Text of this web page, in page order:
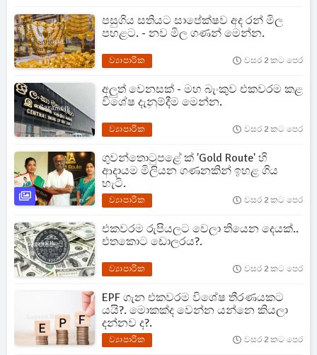
පසුගිය සතියට සාපේක්ෂව අද රන් මිල
පහළට. - නව මිල ගණන් මෙන්න.
ව්‍යාපාරික වසර 2 කට පෙර
අලුත් වෙනසක් - මහ බැංකුව එකවරම කළ
විශේෂ දැනුම්දීම මෙන්න.
ව්‍යාපාරික වසර 2 කට පෙර
ගුවන්තොටුපළේ ක්‍ 'Gold Route' හි
ආදායම මිලියන ගණනකින් ඉහළ ගිය
හැටි.
ව්‍යාපාරික වසර 2 කට පෙර
එකවරම රුපියලට වෙලා තියෙන දෙයක්..
එතකොට ඩොලරය?.
ව්‍යාපාරික වසර 2 කට පෙර
EPF ගැන එකවරම විශේෂ තීරණයකට
යයි?. මොකක්ද වෙන්න යන්නෙ කියලා
දන්නව ද?.
ව්‍යාපාරික වසර 2 කට පෙර